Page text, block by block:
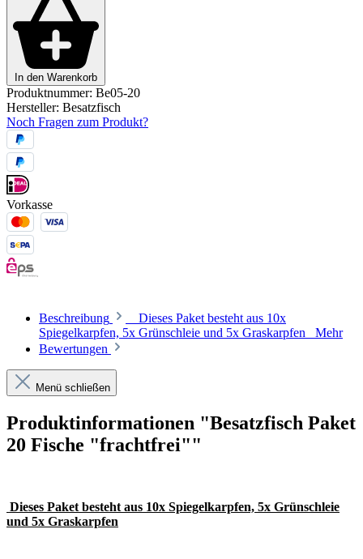
In den Warenkorb
Produktnummer: Be05-20
Hersteller: Besatzfisch
Noch Fragen zum Produkt?
Vorkasse
Beschreibung
Dieses Paket besteht aus 10x
Spiegelkarpfen, 5x Grünschleie und 5x Graskarpfen Mehr
Bewertungen
Menü schließen
Produktinformationen "Besatzfisch Paket
20 Fische "frachtfrei""
Dieses Paket besteht aus 10x Spiegelkarpfen, 5x Grünschleie
und 5x Graskarpfen